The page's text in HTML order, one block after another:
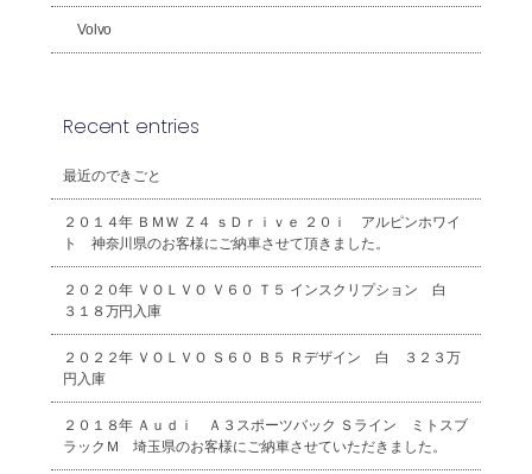
Volvo
Recent entries
最近のできごと
２０１４年 ＢＭＷ Ｚ４ ｓＤｒｉｖｅ ２０ｉ アルピンホワイ
ト 神奈川県のお客様にご納車させて頂きました。
２０２０年 ＶＯＬＶＯ Ｖ６０ Ｔ５ インスクリプション 白
３１８万円入庫
２０２２年 ＶＯＬＶＯ Ｓ６０ Ｂ５ Ｒデザイン 白 ３２３万
円入庫
２０１８年 Ａｕｄｉ Ａ３スポーツバック Ｓライン ミトスブ
ラックＭ 埼玉県のお客様にご納車させていただきました。